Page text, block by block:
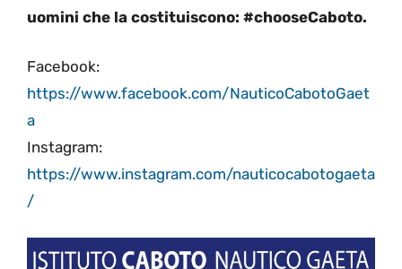
uomini che la costituiscono: #chooseCaboto.
Facebook:
https://www.facebook.com/NauticoCabotoGaet
a
Instagram:
https://www.instagram.com/nauticocabotogaeta
/